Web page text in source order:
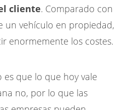
cliente. Comparado con
un vehículo en propiedad,
enormemente los costes.
es que lo que hoy vale
no, por lo que las